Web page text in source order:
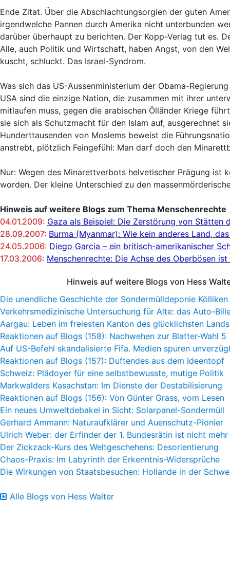
Ende Zitat. Über die Abschlachtungsorgien der guten
irgendwelche Pannen durch Amerika nicht unterbunden
darüber überhaupt zu berichten. Der Kopp-Verlag tut es.
Alle, auch Politik und Wirtschaft, haben Angst, von den
kuscht, schluckt. Das Israel-Syndrom.
Was sich das US-Aussenministerium der Obama-
USA sind die einzige Nation, die zusammen mit ihrer
mitlaufen muss, gegen die arabischen Ölländer Kriege
sie sich als Schutzmacht für den Islam auf, ausgerechnet
Hunderttausenden von Moslems beweist die
anstrebt, plötzlich Feingefühl: Man darf doch den
Nur: Wegen des Minarettverbots helvetischer Prägung ist
worden. Der kleine Unterschied zu den
Hinweis auf weitere Blogs zum Thema Menschenrechte
04.01.2009: Gaza als Beispiel: Die Zerstörung von Stätten
28.09.2007: Burma (Myanmar): Wie kein anderes Land,
24.05.2006: Diego Garcia – ein britisch-amerikanischer
17.03.2006: Menschenrechte: Die Achse des Oberbösen
Hinweis auf weitere Blogs von Hess
Die unendliche Geschichte der Sondermülldeponie Kölliken
Verkehrsmedizinische Untersuchung für Alte: das Auto-
Aargau: Leben im freiesten Kanton des glücklichsten Lands
Reaktionen auf Blogs (158): Nachwehen zur Blatter-Wahl 5
Auf US-Befehl skandalisierte Fifa. Medien spuren
Reaktionen auf Blogs (157): Duftendes aus dem Ideentopf
Schweiz: Plädoyer für eine selbstbewusste, mutige Politik
Markwalders Kasachstan: Im Dienste der Destabilisierung
Reaktionen auf Blogs (156): Von Günter Grass, vom Lesen
Ein neues Umweltdebakel in Sicht: Solarpanel-Sondermüll
Gerhard Ammann: Naturaufklärer und Auenschutz-Pionier
Ulrich Weber: der Erfinder der 1. Bundesrätin ist nicht mehr
Der Zickzack-Kurs des Weltgeschehens: Desorientierung
Chaos-Praxis: Im Labyrinth der Erkenntnis-Widersprüche
Die Wirkungen von Staatsbesuchen: Hollande in der
Alle Blogs von Hess Walter